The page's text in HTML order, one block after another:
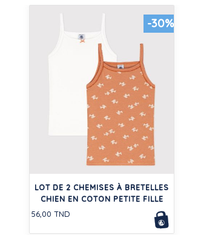
-30%
LOT DE 2 CHEMISES À BRETELLES
CHIEN EN COTON PETITE FILLE
56,00 TND